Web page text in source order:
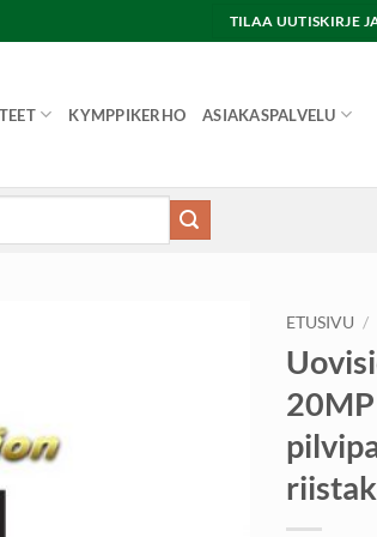
TILAA UUTISKIRJE
KYMPPIKERHO ASIAKASPALVELU
ETUSIVU /